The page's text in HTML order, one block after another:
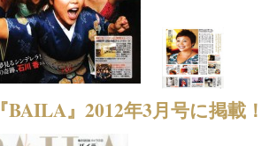
『BAILA』2012年3月号に掲載！